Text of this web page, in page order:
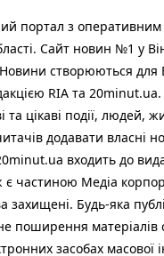
портал з оперативним
Сайт новин №1 у
Новини створюються для
RIA та
цікаві події, людей,
додавати власні
входить до
є частиною Медіа
захищені. Будь-яка
поширення матеріалів
засобах масової